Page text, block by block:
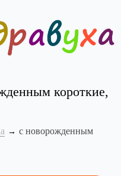
короткие,
с новорожденным